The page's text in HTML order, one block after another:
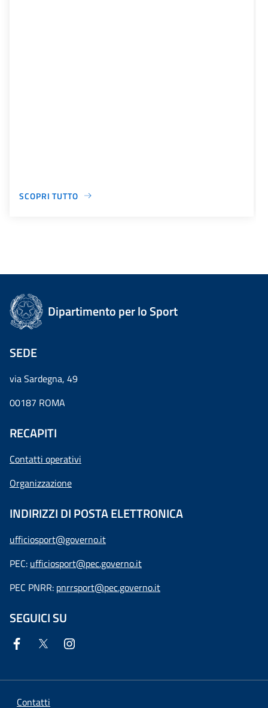
SCOPRI TUTTO
Dipartimento per lo Sport
SEDE
via Sardegna, 49
00187 ROMA
RECAPITI
Contatti operativi
Organizzazione
INDIRIZZI DI POSTA ELETTRONICA
ufficiosport@governo.it
PEC: ufficiosport@pec.governo.it
PEC PNRR: pnrrsport@pec.governo.it
SEGUICI SU
Contatti